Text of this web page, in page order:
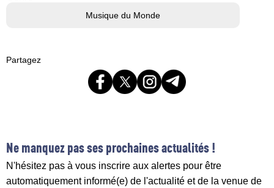
Musique du Monde
Partagez
Ne manquez pas ses prochaines actualités !
N'hésitez pas à vous inscrire aux alertes pour être
automatiquement informé(e) de l'actualité et de la venue de